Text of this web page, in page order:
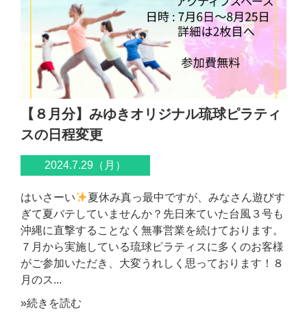
【８月分】みゆきオリジナル琉球ピラティ
スの日程変更
2024.7.29（月）
はいさーい
夏休み真っ最中ですが、みなさん遊びす
ぎて夏バテしていませんか？先日来ていた台風３号も
沖縄に直撃することなく無事営業を続けております。
７月から実施している琉球ピラティスに多くのお客様
がご参加いただき、大変うれしく思っております！８
月のス...
»続きを読む